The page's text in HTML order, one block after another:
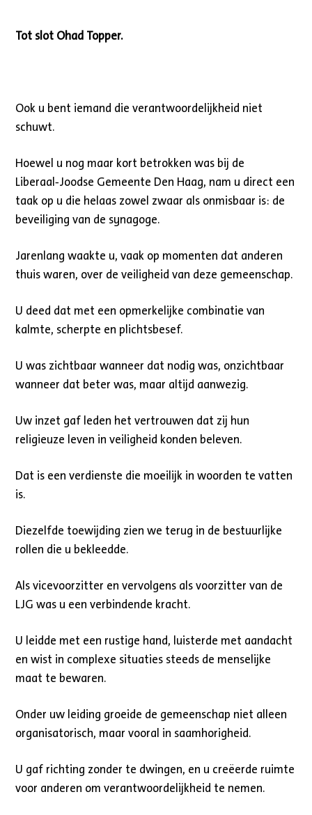
Tot slot Ohad Topper.
Ook u bent iemand die verantwoordelijkheid niet
schuwt.
Hoewel u nog maar kort betrokken was bij de
Liberaal‑Joodse Gemeente Den Haag, nam u direct een
taak op u die helaas zowel zwaar als onmisbaar is: de
beveiliging van de synagoge.
Jarenlang waakte u, vaak op momenten dat anderen
thuis waren, over de veiligheid van deze gemeenschap.
U deed dat met een opmerkelijke combinatie van
kalmte, scherpte en plichtsbesef.
U was zichtbaar wanneer dat nodig was, onzichtbaar
wanneer dat beter was, maar altijd aanwezig.
Uw inzet gaf leden het vertrouwen dat zij hun
religieuze leven in veiligheid konden beleven.
Dat is een verdienste die moeilijk in woorden te vatten
is.
Diezelfde toewijding zien we terug in de bestuurlijke
rollen die u bekleedde.
Als vicevoorzitter en vervolgens als voorzitter van de
LJG was u een verbindende kracht.
U leidde met een rustige hand, luisterde met aandacht
en wist in complexe situaties steeds de menselijke
maat te bewaren.
Onder uw leiding groeide de gemeenschap niet alleen
organisatorisch, maar vooral in saamhorigheid.
U gaf richting zonder te dwingen, en u creëerde ruimte
voor anderen om verantwoordelijkheid te nemen.